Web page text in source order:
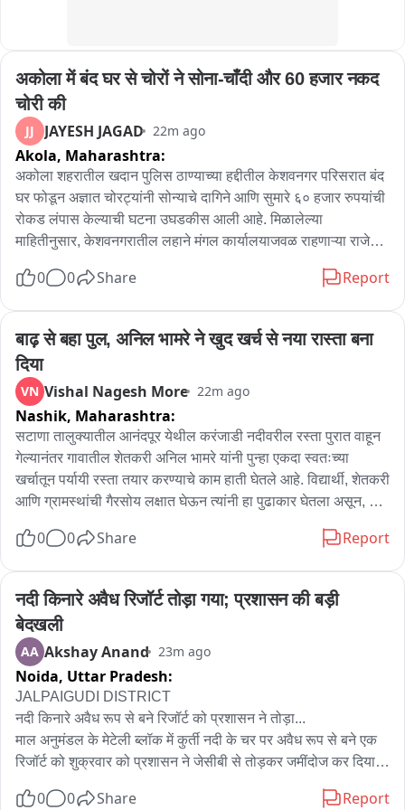
अकोला में बंद घर से चोरों ने सोना-चाँदी और 60 हजार नकद
चोरी की
JJ JAYESH JAGAD 22m ago
Akola, Maharashtra:
अकोला शहरातील खदान पुलिस ठाण्याच्या हद्दीतील केशवनगर परिसरात बंद
घर फोडून अज्ञात चोरट्यांनी सोन्याचे दागिने आणि सुमारे ६० हजार रुपयांची
रोकड लंपास केल्याची घटना उघडकीस आली आहे. मिळालेल्या
माहितीनुसार, केशवनगरातील लहाने मंगल कार्यालयाजवळ राहणाऱ्या राजेश्री
नातेवाईकांकडे गेल्या होत्या. त्यामुळे त्यांचे घर बंद होते, त्या अकोल्यात
निदर्शनास आले. घरात प्रवेश केल्यानंतर सर्व खोल्यांचे दरवाजे उघडे असून
कपाटातील सामान अस्ताव्यस्त फेकून दिल्याचे दिसून आले. तपासणी केली
असता कपाटातून सुमारे १० ग्रॅम वजनाचे सोन्याचे दागिने आणि सुमारे ६०
हजार रुपयांची रोकड चोरीला गेल्याचे स्पष्ट झाले.
0 0 Share Report
बाढ़ से बहा पुल, अनिल भामरे ने खुद खर्च से नया रास्ता बना
दिया
VN Vishal Nagesh More 22m ago
Nashik, Maharashtra:
सटाणा तालुक्यातील आनंदपूर येथील करंजाडी नदीवरील रस्ता पुरात वाहून
गेल्यानंतर गावातील शेतकरी अनिल भामरे यांनी पुन्हा एकदा स्वतःच्या
खर्चातून पर्यायी रस्ता तयार करण्याचे काम हाती घेतले आहे. विद्यार्थी, शेतकरी
आणि ग्रामस्थांची गैरसोय लक्षात घेऊन त्यांनी हा पुढाकार घेतला असून, या
यांनी स्वतःच्या खर्चातून सुमारे साडेपाच लाख रुपये खर्च करून रस्ता तयार
केला होता. त्याचा लाभ अनेक वर्षे ग्रामस्थांना झाला. दरम्यान, शासनाने
फरशी पुलाचे काम सुरू केले; मात्र अलीकडील पुरात अर्धवट पूल आणि
रस्ता वाहून गेला.
0 0 Share Report
नदी किनारे अवैध रिजॉर्ट तोड़ा गया; प्रशासन की बड़ी
बेदखली
AA Akshay Anand 23m ago
Noida, Uttar Pradesh:
JALPAIGUDI DISTRICT
नदी किनारे अवैध रूप से बने रिजॉर्ट को प्रशासन ने तोड़ा...
माल अनुमंडल के मेटेली ब्लॉक में कुर्ती नदी के चर पर अवैध रूप से बने एक
रिजॉर्ट को शुक्रवार को प्रशासन ने जेसीबी से तोड़कर जमींदोज कर दिया।
नियमों का पालन करते हुए ही यह बेदखली अभियान चलाया गया。
0 0 Share Report